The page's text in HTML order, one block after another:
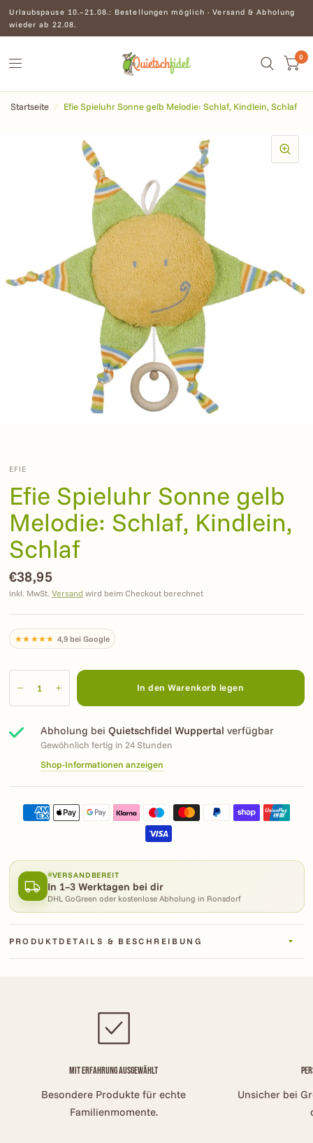
Urlaubspause 10.–21.08.: Bestellungen möglich · Versand & Abholung
wieder ab 22.08.
0
Startseite / Efie Spieluhr Sonne gelb Melodie: Schlaf, Kindlein, Schlaf
EFIE
Efie Spieluhr Sonne gelb
Melodie: Schlaf, Kindlein,
Schlaf
€38,95
inkl. MwSt. Versand wird beim Checkout berechnet
★★★★★ 4,9 bei Google
In den Warenkorb legen
Abholung bei Quietschfidel Wuppertal verfügbar
Gewöhnlich fertig in 24 Stunden
Shop-Informationen anzeigen
VERSANDBEREIT
In 1–3 Werktagen bei dir
DHL GoGreen oder kostenlose Abholung in Ronsdorf
PRODUKTDETAILS & BESCHREIBUNG
Mit Erfahrung ausgewählt
Besondere Produkte für echte
Familienmomente.
Unsicher bei